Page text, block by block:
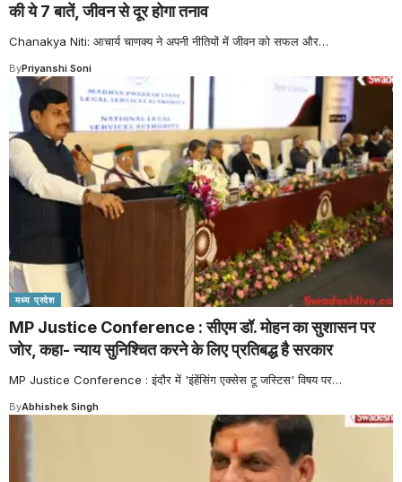
की ये 7 बातें, जीवन से दूर होगा तनाव
Chanakya Niti: आचार्य चाणक्य ने अपनी नीतियों में जीवन को सफल और…
ByPriyanshi Soni
मध्य प्रदेश
MP Justice Conference : सीएम डॉ. मोहन का सुशासन पर
जोर, कहा- न्याय सुनिश्चित करने के लिए प्रतिबद्ध है सरकार
MP Justice Conference : इंदौर में 'इंहेंसिंग एक्सेस टू जस्टिस' विषय पर…
ByAbhishek Singh